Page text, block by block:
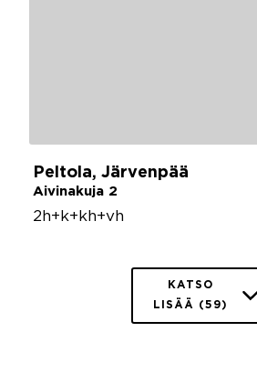
Peltola, Järvenpää
Aivinakuja 2
2h+k+kh+vh
KATSO
LISÄÄ (59)